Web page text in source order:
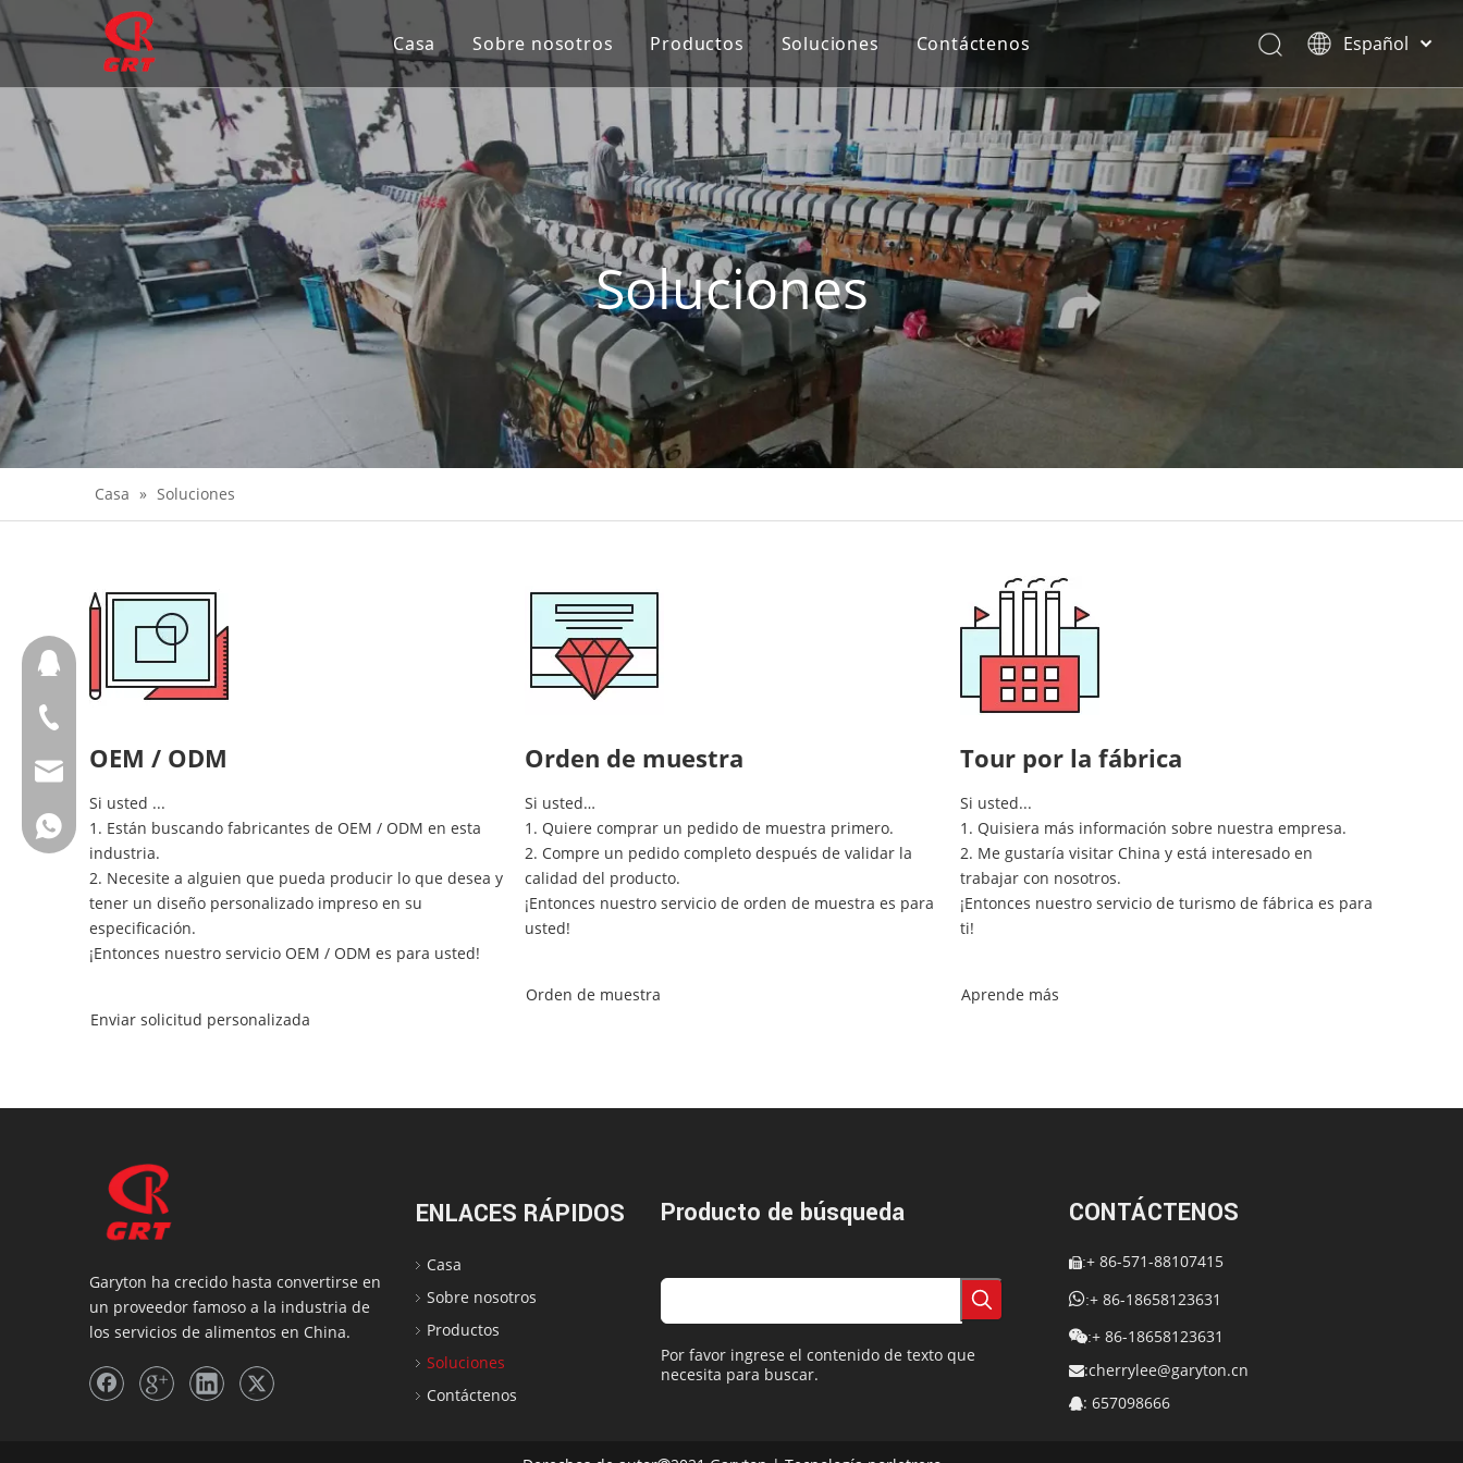
Casa Sobre nosotros Productos
Equipo de protección y virus de Corona.
Máquina de proceso de carne
Máquina de proceso de verduras
Escala
Extractor de jugo
Equipo de panadería
Equipo de cocina
Máquinas de merienda
Soluciones Contáctenos
Español
Soluciones
Casa » Soluciones
OEM / ODM
Si usted ...
1. Están buscando fabricantes de OEM / ODM en esta
industria.
2. Necesite a alguien que pueda producir lo que desea y
tener un diseño personalizado impreso en su
especificación.
¡Entonces nuestro servicio OEM / ODM es para usted!
Enviar solicitud personalizada
Orden de muestra
Si usted…
1. Quiere comprar un pedido de muestra primero.
2. Compre un pedido completo después de validar la
calidad del producto.
¡Entonces nuestro servicio de orden de muestra es para
usted!
Orden de muestra
Tour por la fábrica
Si usted...
1. Quisiera más información sobre nuestra empresa.
2. Me gustaría visitar China y está interesado en
trabajar con nosotros.
¡Entonces nuestro servicio de turismo de fábrica es para
ti!
Aprende más
Garyton ha crecido hasta convertirse en
un proveedor famoso a la industria de
los servicios de alimentos en China.
ENLACES RÁPIDOS
Casa
Sobre nosotros
Productos
Soluciones
Contáctenos
Producto de búsqueda
Por favor ingrese el contenido de texto que
necesita para buscar.
657098666
cherrylee@garyton.cn
+ 86-18658123631
CONTÁCTENOS
:+ 86-571-88107415
:+ 86-18658123631
:+ 86-18658123631
:cherrylee@garyton.cn
: 657098666